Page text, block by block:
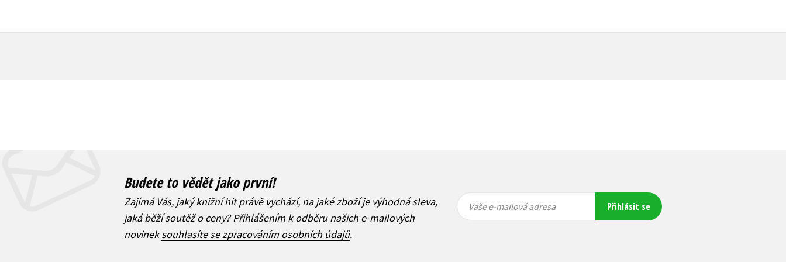
Budete to vědět jako první!
Zajímá Vás, jaký knižní hit právě vychází, na jaké zboží je výhodná sleva,
jaká běží soutěž o ceny? Přihlášením k odběru našich e-mailových
novineksouhlasíte se zpracováním osobních údajů.
mailová
mailová
Vaše e-mailová adresa Přihlásit se